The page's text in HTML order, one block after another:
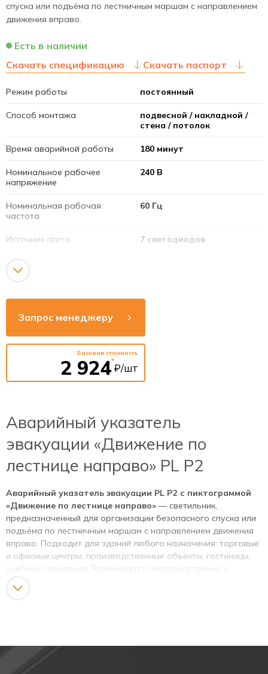
спуска или подъёма по лестничным маршам с направлением
движения вправо.
Есть в наличии
Скачать спецификацию
Скачать паспорт
Режим работы постоянный
Способ монтажа
подвесной / накладной /
стена / потолок
Время аварийной работы 180 минут
Номинальное рабочее
напряжение
240 В
Номинальная рабочая
частота
60 Гц
Источник света 7 светодиодов
светодиодов
Материал
алюминий/стекло
Тип аккумулятора
Запрос менеджеру
Базовая стоимость
2 924*
₽/шт
Аварийный указатель
эвакуации «Движение по
лестнице направо» PL P2
Аварийный указатель эвакуации PL P2 с пиктограммой
«Движение по лестнице направо» — светильник,
предназначенный для организации безопасного спуска или
подъёма по лестничным маршам с направлением движения
вправо. Подходит для зданий любого назначения: торговые
и офисные центры, производственные объекты, гостиницы,
учебные заведения. Размещается непосредственно у
на стене рядом с ним. Особенно важно размещать
Характеристики